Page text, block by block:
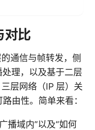
对比
通信与帧转发，侧
理，以及基于二层
层网络（IP 层）关
由性。简单来看：
播域内”以及“如何